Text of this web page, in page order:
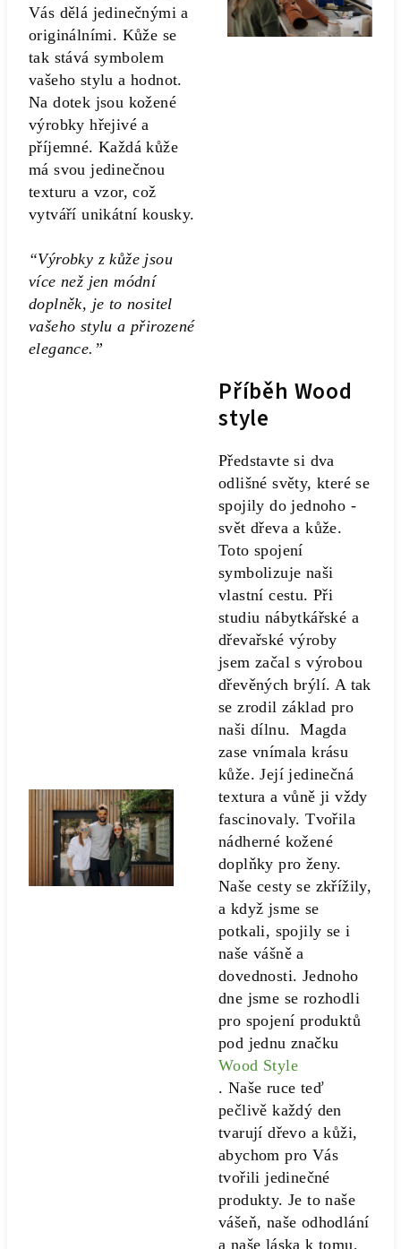
Vás dělá jedinečnými a
originálními. Kůže se
tak stává symbolem
vašeho stylu a hodnot.
Na dotek jsou kožené
výrobky hřejivé a
příjemné. Každá kůže
má svou jedinečnou
texturu a vzor, což
vytváří unikátní kousky.
“Výrobky z kůže jsou
více než jen módní
doplněk, je to nositel
vašeho stylu a přirozené
elegance.”
Příběh Wood
style
Představte si dva
odlišné světy, které se
spojily do jednoho -
svět dřeva a kůže.
Toto spojení
symbolizuje naši
vlastní cestu. Při
studiu nábytkářské a
dřevařské výroby
jsem začal s výrobou
dřevěných brýlí. A tak
se zrodil základ pro
naši dílnu. Magda
zase vnímala krásu
kůže. Její jedinečná
textura a vůně ji vždy
fascinovaly. Tvořila
nádherné kožené
doplňky pro ženy.
Naše cesty se zkřížily,
a když jsme se
potkali, spojily se i
naše vášně a
dovednosti. Jednoho
dne jsme se rozhodli
pro spojení produktů
pod jednu značku
Wood Style
. Naše ruce teď
pečlivě každý den
tvarují dřevo a kůži,
abychom pro Vás
tvořili jedinečné
produkty. Je to naše
vášeň, naše odhodlání
a naše láska k tomu,